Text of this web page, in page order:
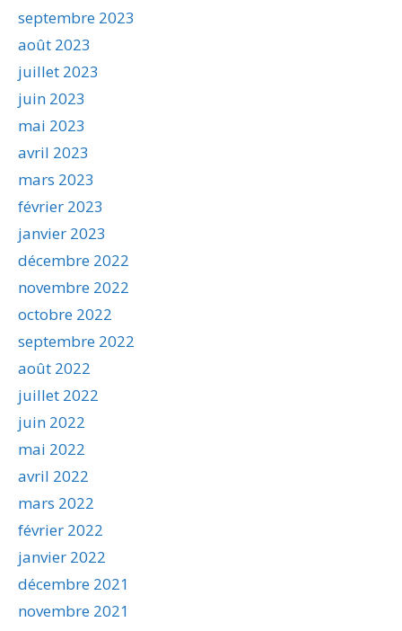
septembre 2023
août 2023
juillet 2023
juin 2023
mai 2023
avril 2023
mars 2023
février 2023
janvier 2023
décembre 2022
novembre 2022
octobre 2022
septembre 2022
août 2022
juillet 2022
juin 2022
mai 2022
avril 2022
mars 2022
février 2022
janvier 2022
décembre 2021
novembre 2021